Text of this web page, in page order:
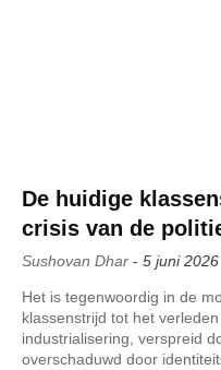
De huidige
crisis van de
Sushovan Dhar - 5 juni 2026
Het is tegenwoordig in de
klassenstrijd tot het
industrialisering, verspreid
overschaduwd door